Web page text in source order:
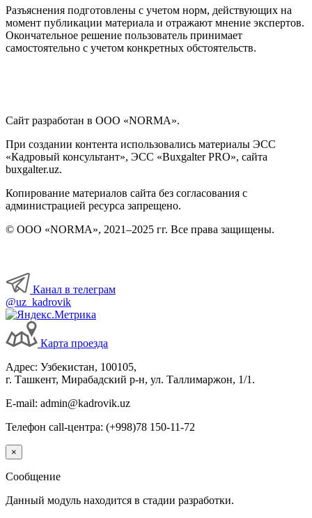
Разъяснения подготовлены с учетом норм, действующих на
момент публикации материала и отражают мнение экспертов.
Окончательное решение пользователь принимает
самостоятельно с учетом конкретных обстоятельств.
Сайт разработан в ООО «NORMA».
При создании контента использовались материалы ЭСС
«Кадровый консультант», ЭСС «Buxgalter PRO», сайта
buxgalter.uz.
Копирование материалов сайта без согласования с
администрацией ресурса запрещено.
© ООО «NORMA», 2021–2025 гг. Все права защищены.
Канал в телеграм
@uz_kadrovik
Карта проезда
Адрес: Узбекистан, 100105,
г. Ташкент, Мирабадский р-н, ул. Таллимаржон, 1/1.
E-mail: admin@kadrovik.uz
Телефон call-центра: (+998)78 150-11-72
×
Сообщение
Данный модуль находится в стадии разработки.